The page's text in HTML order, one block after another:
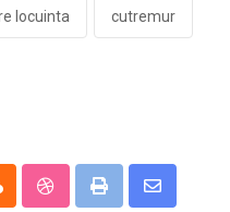
locuinta cutremur
StumbleUpon
Print
Share